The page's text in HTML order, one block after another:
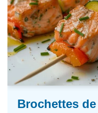
Brochettes